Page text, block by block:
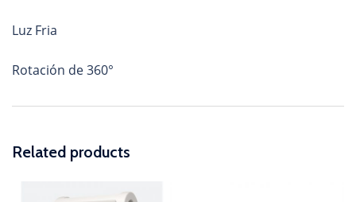
Luz Fria
Rotación de 360°
Related products